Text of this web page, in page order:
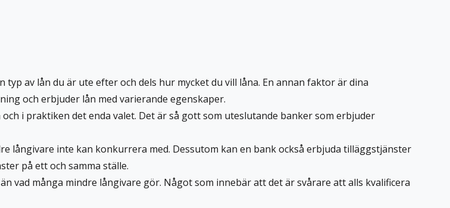
av lån du är ute efter och dels hur mycket du vill låna. En annan faktor är dina
och erbjuder lån med varierande egenskaper.
i praktiken det enda valet. Det är så gott som uteslutande banker som erbjuder
långivare inte kan konkurrera med. Dessutom kan en bank också erbjuda tilläggstjänster
på ett och samma ställe.
vad många mindre långivare gör. Något som innebär att det är svårare att alls kvalificera